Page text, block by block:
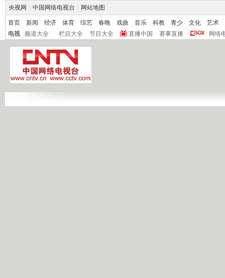
央视网 中国网络电视台 网站地图
首页 新闻 经济 体育 综艺 春晚 戏曲 音乐 科教 青少 文化
艺术
电视
频道大全 栏目大全 节目大全 直播中国 赛事直播 网络